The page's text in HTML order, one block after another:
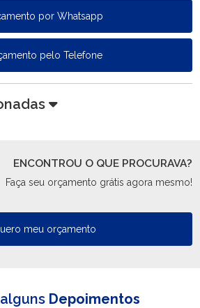
por Whatsapp
pelo Telefone
ENCONTROU O QUE PROCURAVA?
Faça seu orçamento grátis agora mesmo!
meu orçamento
Depoimentos